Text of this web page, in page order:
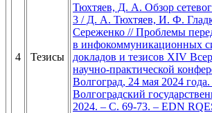
4 Тезисы
Тюхтяев, Д. А. Обзор
3 / Д. А. Тюхтяев, И. Ф.
Сереженко // Проблемы
в инфокоммуникационных
докладов и тезисов XIV
научно-практической
Волгоград, 24 мая 2024
Волгоградский
2024. – С. 69-73. – EDN